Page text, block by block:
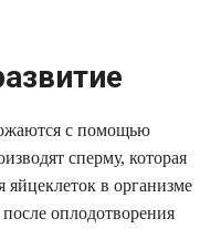
с помощью
сперму, которая
яйцеклеток в организме
оплодотворения